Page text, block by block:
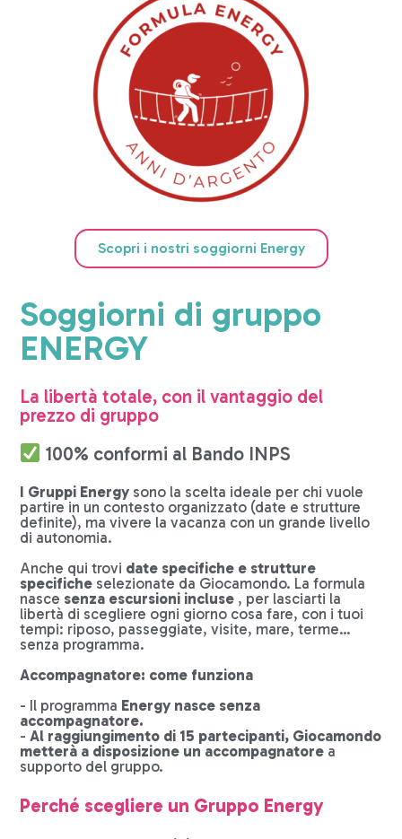
Scopri i nostri soggiorni Energy
Soggiorni di gruppo
ENERGY
La libertà totale, con il vantaggio del
prezzo di gruppo
100% conformi al Bando INPS
I Gruppi Energy sono la scelta ideale per chi vuole
partire in un contesto organizzato (date e strutture
definite), ma vivere la vacanza con un grande livello
di autonomia.
Anche qui trovi date specifiche e strutture
specifiche selezionate da Giocamondo. La formula
nasce senza escursioni incluse , per lasciarti la
libertà di scegliere ogni giorno cosa fare, con i tuoi
tempi: riposo, passeggiate, visite, mare, terme…
senza programma.
Accompagnatore: come funziona
- Il programma Energy nasce senza
accompagnatore.
- Al raggiungimento di 15 partecipanti, Giocamondo
metterà a disposizione un accompagnatore a
supporto del gruppo.
Perché scegliere un Gruppo Energy